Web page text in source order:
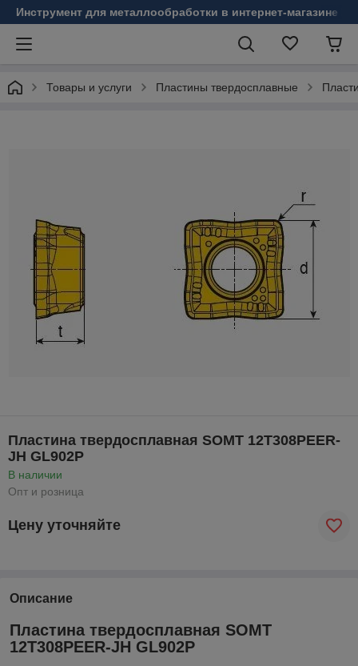
Инструмент для металлообработки в интернет-магазине
Товары и услуги Пластины твердосплавные
Пластина твердосплавная SOMT 12T308PEER-
JH GL902P
В наличии
Опт и розница
Цену уточняйте
Описание
Пластина твердосплавная SOMT
12T308PEER-JH GL902P